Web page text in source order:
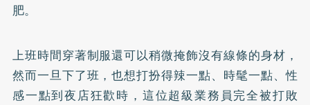
肥。
上班時間穿著制服還可以稍微掩飾沒有線條的身材，
然而一旦下了班，也想打扮得辣一點、時髦一點、性
感一點到夜店狂歡時，這位超級業務員完全被打敗